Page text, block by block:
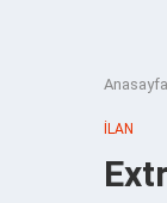
Anasayfa
İLAN